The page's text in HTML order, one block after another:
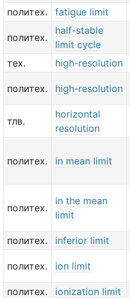
политех.
fatigue limit
политех.
half-stable
limit cycle
тех.
high-resolution
политех. high-resolution
тлв.
horizontal
resolution
политех. in mean limit
политех.
in the mean
limit
политех.
inferior limit
политех. ion limit
политех.
ionization limit